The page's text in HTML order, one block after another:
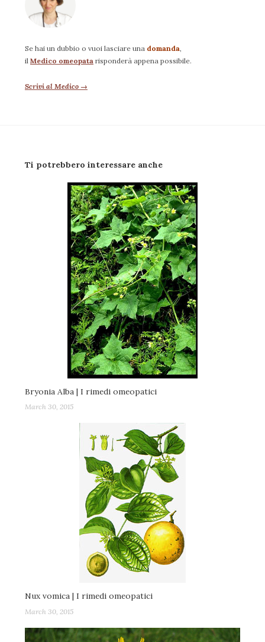
Se hai un dubbio o vuoi lasciare una domanda
il Medico omeopata risponderà appena possibile.
Scrivi al Medico →
Ti potrebbero interessare anche
Bryonia Alba | I rimedi omeopatici
March 30, 2015
Nux vomica | I rimedi omeopatici
March 30, 2015